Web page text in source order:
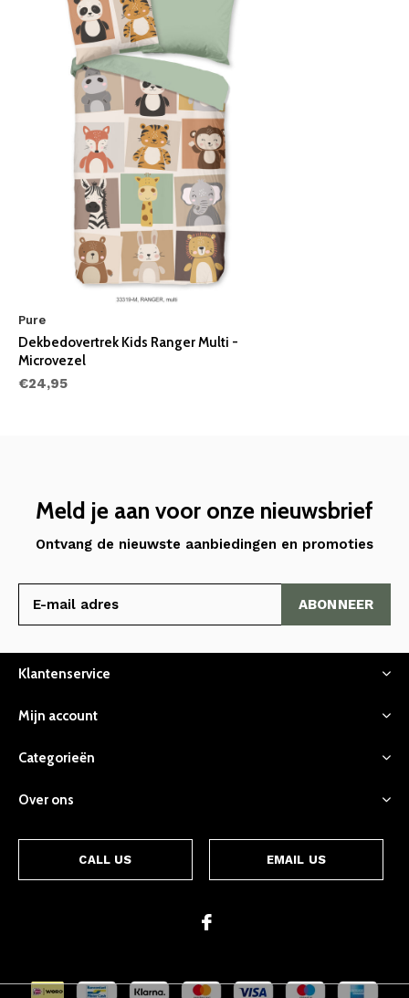
Pure
Dekbedovertrek Kids Ranger Multi -
Microvezel
€24,95
Meld je aan voor onze nieuwsbrief
Ontvang de nieuwste aanbiedingen en promoties
ABONNEER
Klantenservice
Mijn account
Categorieën
Over ons
CALL US EMAIL US